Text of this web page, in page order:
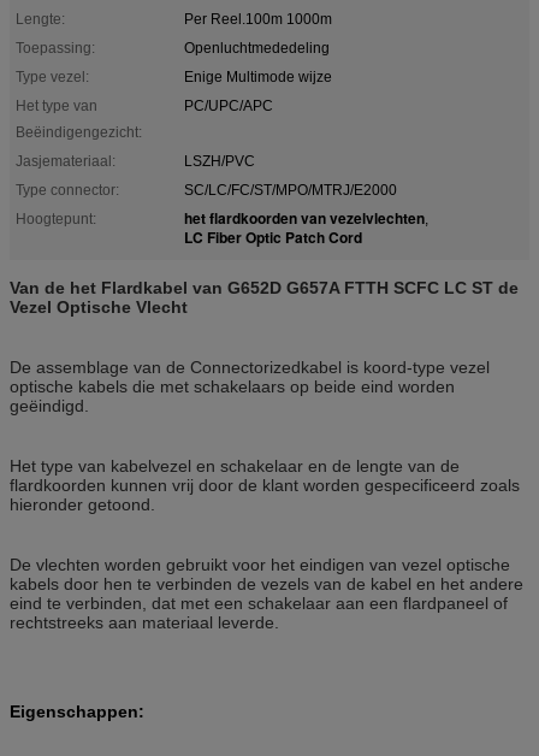
Lengte:
Per Reel.100m 1000m
Toepassing:
Openluchtmededeling
Type vezel:
Enige Multimode wijze
Het type van
Beëindigengezicht:
PC/UPC/APC
Jasjemateriaal:
LSZH/PVC
Type connector:
SC/LC/FC/ST/MPO/MTRJ/E2000
Hoogtepunt:
het flardkoorden van vezelvlechten,
LC Fiber Optic Patch Cord
Van de het Flardkabel van G652D G657A FTTH SCFC LC ST de
Vezel Optische Vlecht
De assemblage van de Connectorizedkabel is koord-type vezel
optische kabels die met schakelaars op beide eind worden
geëindigd.
Het type van kabelvezel en schakelaar en de lengte van de
flardkoorden kunnen vrij door de klant worden gespecificeerd zoals
hieronder getoond.
De vlechten worden gebruikt voor het eindigen van vezel optische
kabels door hen te verbinden de vezels van de kabel en het andere
eind te verbinden, dat met een schakelaar aan een flardpaneel of
rechtstreeks aan materiaal leverde.
Eigenschappen: